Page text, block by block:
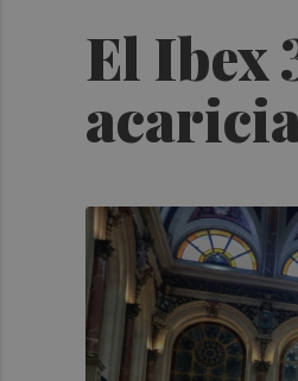
El Ibex